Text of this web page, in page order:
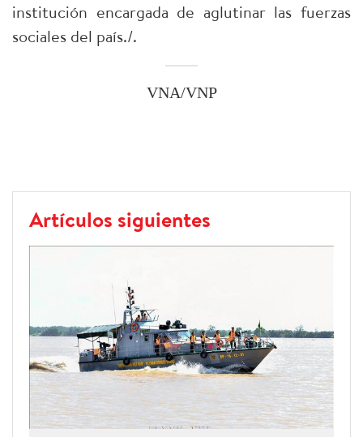
institución encargada de aglutinar las fuerzas
sociales del país./.
VNA/VNP
Artículos siguientes